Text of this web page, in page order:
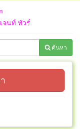
จนท์ ทัวร์
ค้นหา